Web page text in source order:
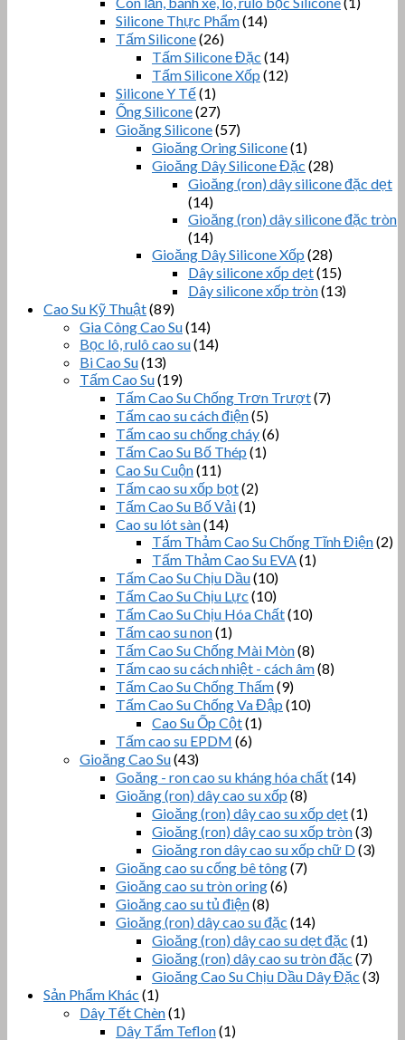
Silicone Thực Phẩm(14)
Tấm Silicone(26)
Tấm Silicone Đặc (14)
Tấm Silicone Xốp (12)
Silicone Y Tế(1)
Ống Silicone(27)
Gioăng Silicone(57)
Gioăng Oring Silicone(1)
Gioăng Dây Silicone Đặc (28)
Gioăng (ron) dây silicone đặc dẹt
(14)
Gioăng (ron) dây silicone đặc tròn
(14)
Gioăng Dây Silicone Xốp (28)
Dây silicone xốp dẹt(15)
Dây silicone xốp tròn(13)
Cao Su Kỹ Thuật(89)
Gia Công Cao Su(14)
Bọc lô, rulô cao su(14)
Bi Cao Su(13)
Tấm Cao Su(19)
Tấm Cao Su Chống Trơn Trượt(7)
Tấm cao su cách điện(5)
Tấm cao su chống cháy(6)
Tấm Cao Su Bố Thép (1)
Cao Su Cuộn(11)
Tấm cao su xốp bọt(2)
Tấm Cao Su Bố Vải(1)
Cao su lót sàn(14)
Tấm Thảm Cao Su Chống Tĩnh Điện(2)
Tấm Thảm Cao Su EVA(1)
Tấm Cao Su Chịu Dầu(10)
Tấm Cao Su Chịu Lực (10)
Tấm Cao Su Chịu Hóa Chất(10)
Tấm cao su non(1)
Tấm Cao Su Chống Mài Mòn(8)
Tấm cao su cách nhiệt - cách âm(8)
Tấm Cao Su Chống Thấm(9)
Tấm Cao Su Chống Va Đập (10)
Cao Su Ốp Cột(1)
Tấm cao su EPDM (6)
Gioăng Cao Su(43)
Goăng - ron cao su kháng hóa chất(14)
Gioăng (ron) dây cao su xốp (8)
Gioăng (ron) dây cao su xốp dẹt(1)
Gioăng (ron) dây cao su xốp tròn(3)
Gioăng ron dây cao su xốp chữ D(3)
Gioăng cao su cống bê tông(7)
Gioăng cao su tròn oring(6)
Gioăng cao su tủ điện(8)
Gioăng (ron) dây cao su đặc (14)
Gioăng (ron) dây cao su dẹt đặc (1)
Gioăng (ron) dây cao su tròn đặc (7)
Gioăng Cao Su Chịu Dầu Dây Đặc (3)
Sản Phẩm Khác (1)
Dây Tết Chèn(1)
Dây Tẩm Teflon(1)